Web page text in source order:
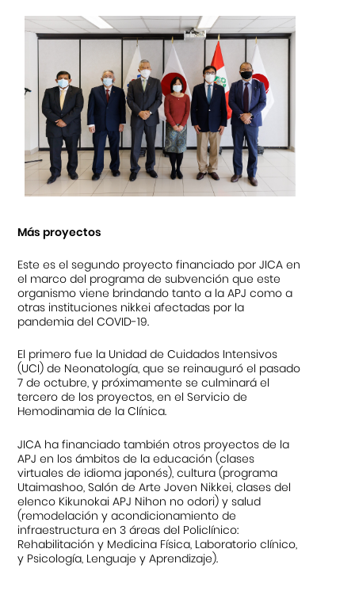
Más proyectos
Este es el segundo proyecto financiado por JICA en
el marco del programa de subvención que este
organismo viene brindando tanto a la APJ como a
otras instituciones nikkei afectadas por la
pandemia del COVID-19.
El primero fue la Unidad de Cuidados Intensivos
(UCI) de Neonatología, que se reinauguró el pasado
7 de octubre, y próximamente se culminará el
tercero de los proyectos, en el Servicio de
Hemodinamia de la Clínica.
JICA ha financiado también otros proyectos de la
APJ en los ámbitos de la educación (clases
virtuales de idioma japonés), cultura (programa
Utaimashoo, Salón de Arte Joven Nikkei, clases del
elenco Kikunokai APJ Nihon no odori) y salud
(remodelación y acondicionamiento de
infraestructura en 3 áreas del Policlínico:
Rehabilitación y Medicina Física, Laboratorio clínico,
y Psicología, Lenguaje y Aprendizaje).